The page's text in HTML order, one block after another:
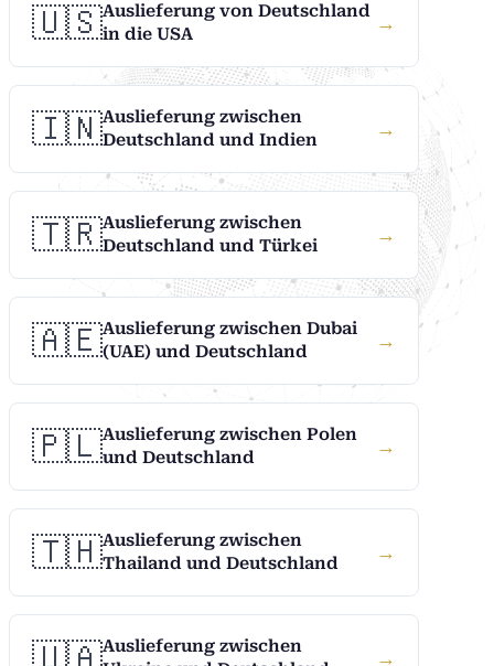
🇺🇸Auslieferung von Deutschland
in die USA
→
🇮🇳Auslieferung zwischen
Deutschland und Indien
→
🇹🇷Auslieferung zwischen
Deutschland und Türkei
→
🇦🇪Auslieferung zwischen Dubai
(UAE) und Deutschland
→
🇵🇱Auslieferung zwischen Polen
und Deutschland
→
🇹🇭Auslieferung zwischen
Thailand und Deutschland
→
Auslieferung zwischen
→